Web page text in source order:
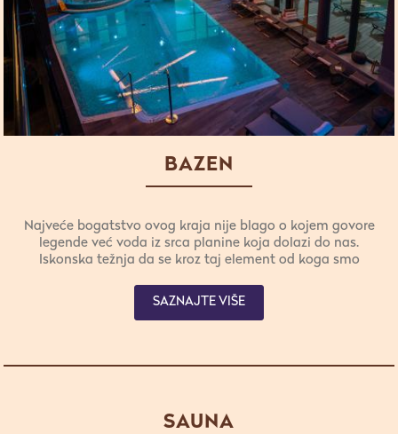
BAZEN
Najveće bogatstvo ovog kraja nije blago o kojem govore
legende već voda iz srca planine koja dolazi do nas.
Iskonska težnja da se kroz taj element od koga smo
Wellness & SPA okrepljujućim iskustvom nakon kojeg
panoramskim prozorima.
SAZNAJTE VIŠE
SAUNA